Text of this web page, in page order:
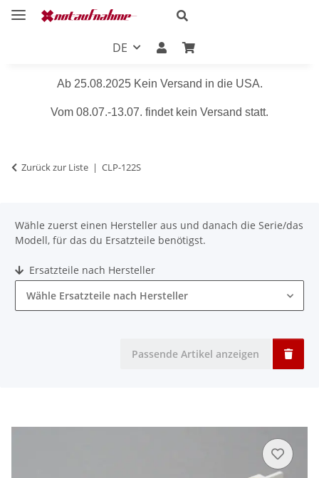
DE
Ab 25.08.2025 Kein Versand in die USA.
Vom 08.07.-13.07. findet kein Versand statt.
Zurück zur Liste CLP-122S
Wähle zuerst einen Hersteller aus und danach die Serie/das
Modell, für das du Ersatzteile benötigst.
Ersatzteile nach Hersteller
Wähle Ersatzteile nach Hersteller
Passende Artikel anzeigen